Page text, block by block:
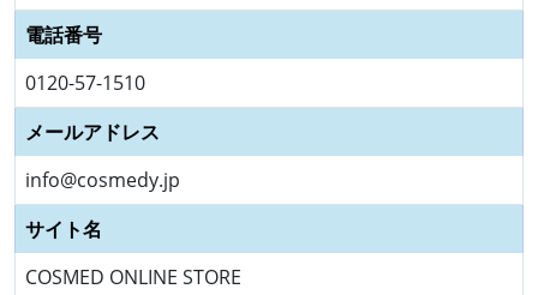
電話番号
0120-57-1510
メールアドレス
info@cosmedy.jp
サイト名
COSMED ONLINE STORE